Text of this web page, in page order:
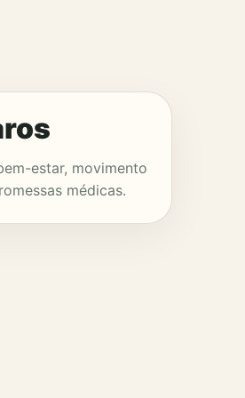
estar, movimento
médicas.